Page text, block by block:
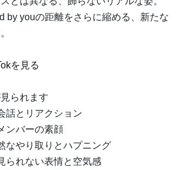
by youの距離をさらに縮める、新たな
を見る
られます
話とリアクション
ンバーの素顔
なやり取りとハプニング
られない表情と空気感